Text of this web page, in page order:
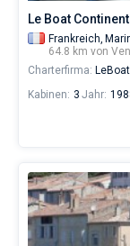
Le Boat
Frankreich,
64.8 km von
Charterfirma: LeBoat
Kabinen: 3 Jahr: